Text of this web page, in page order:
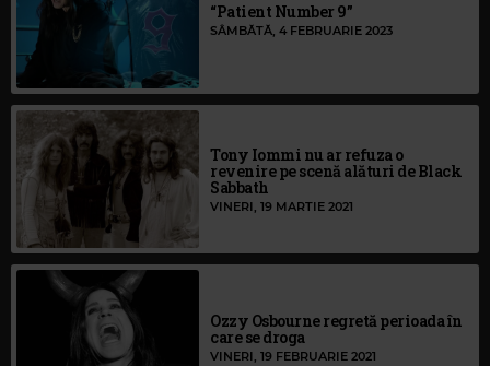
“Patient Number 9”
SÂMBĂTĂ, 4 FEBRUARIE 2023
Tony Iommi nu ar refuza o
revenire pe scenă alături de Black
Sabbath
VINERI, 19 MARTIE 2021
Ozzy Osbourne regretă perioada în
care se droga
VINERI, 19 FEBRUARIE 2021